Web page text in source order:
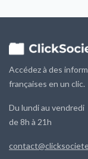
Accédez à des
françaises en un clic.
Du lundi au vendredi
de 8h à 21h